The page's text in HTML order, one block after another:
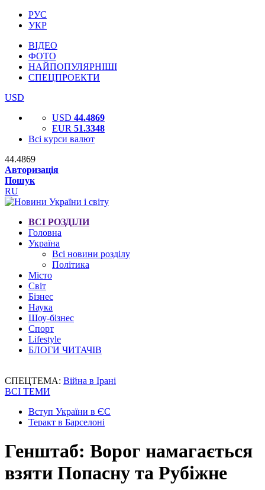
РУС
УКР
ВІДЕО
ФОТО
НАЙПОПУЛЯРНІШІ
СПЕЦПРОЕКТИ
USD
USD 44.4869
EUR 51.3348
Всі курси валют
44.4869
Авторизація
Пошук
RU
ВСІ РОЗДІЛИ
Головна
Україна
Всі новини розділу
Політика
Місто
Світ
Бізнес
Наука
Шоу-бізнес
Спорт
Lifestyle
БЛОГИ ЧИТАЧІВ
СПЕЦТЕМА: Війна в Ірані
ВСІ ТЕМИ
Вступ України в ЄС
Теракт в Барселоні
Генштаб: Ворог намагається
взяти Попасну та Рубіжне